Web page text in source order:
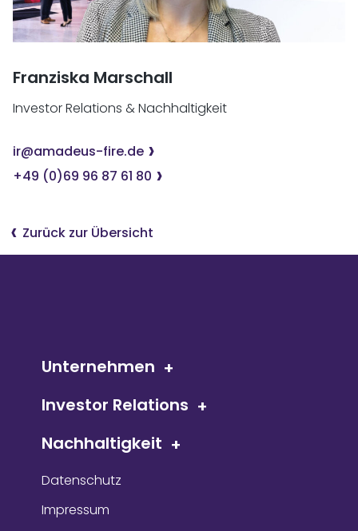
Franziska Marschall
Investor Relations & Nachhaltigkeit
ir@amadeus-fire.de
+49 (0)69 96 87 61 80
Zurück zur Übersicht
Unternehmen
Investor Relations
Nachhaltigkeit
Datenschutz
Impressum